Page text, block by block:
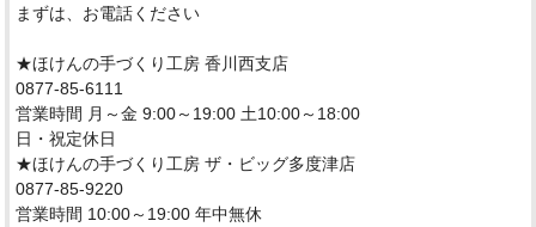
まずは、お電話ください
★ほけんの手づくり工房 香川西支店
0877-85-6111
営業時間 月～金 9:00～19:00 土10:00～18:00
日・祝定休日
★ほけんの手づくり工房 ザ・ビッグ多度津店
0877-85-9220
営業時間 10:00～19:00 年中無休